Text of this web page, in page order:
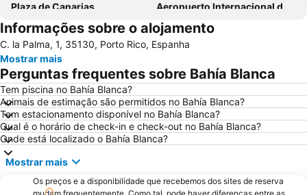
Plaza de Canarias
Aeropuerto Internacional de Gran Canaria
Gran Canaria Airport
As Canteras
Paseo por la playa de Las Canteras
Puerto Rico Beach
Dunas de Maspalomas
Las Palmas
Centro Bulevard Monopol
Las Palmeras Golf Sport Urban Resort
Playa del Sol
Playa de Mogán
Lago Taurito Oasis
Vegueta
Porto de Mogán
Playa de San Agustín
Gran Casino Costa Meloneras
Arinaga
Melenara
Informações sobre o alojamento
C. la Palma, 1, 35130, Porto Rico, Espanha
Mostrar mais
Perguntas frequentes sobre Bahía Blanca
Tem piscina no Bahía Blanca?
Animais de estimação são permitidos no Bahía Blanca?
Tem estacionamento disponível no Bahía Blanca?
Qual é o horário de check-in e check-out no Bahía Blanca?
Onde está localizado o Bahía Blanca?
Mostrar mais
Os preços e a disponibilidade que recebemos dos sites de reserva